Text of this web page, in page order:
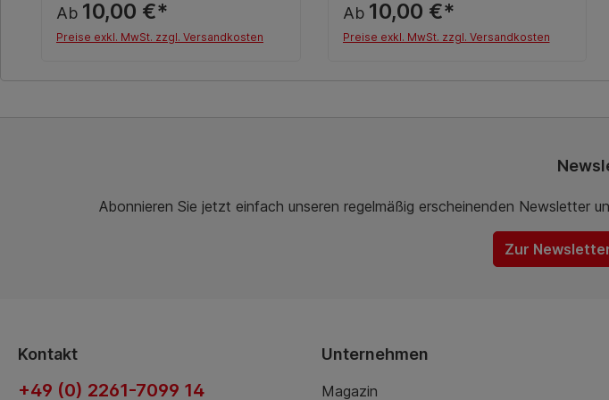
Ab 10,00 €*
Preise exkl. MwSt. zzgl. Versandkosten
Details
Ab 10,00 €*
Preise exkl. MwSt. zzgl. Versandkosten
Details
Abonnieren Sie jetzt einfach unseren regelmäßig erscheinenden Newsletter
Zur
Kontakt
+49 (0) 2261-7099 14
Unternehmen
Magazin